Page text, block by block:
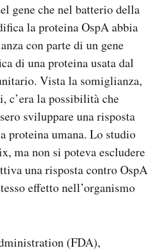
gene che nel batterio della
la proteina OspA abbia
con parte di un gene
di una proteina usata dal
Vista la somiglianza,
c’era la possibilità che
sviluppare una risposta
proteina umana. Lo studio
ma non si poteva escludere
una risposta contro OspA
effetto nell’organismo
(FDA),